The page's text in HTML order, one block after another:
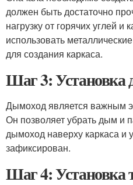
должен быть достаточно
нагрузку от горячих углей
использовать
для создания каркаса.
Шаг 3: Установка
Дымоход является важным
Он позволяет убрать дым и
дымоход наверху каркаса и
зафиксирован.
Шаг 4: Установка